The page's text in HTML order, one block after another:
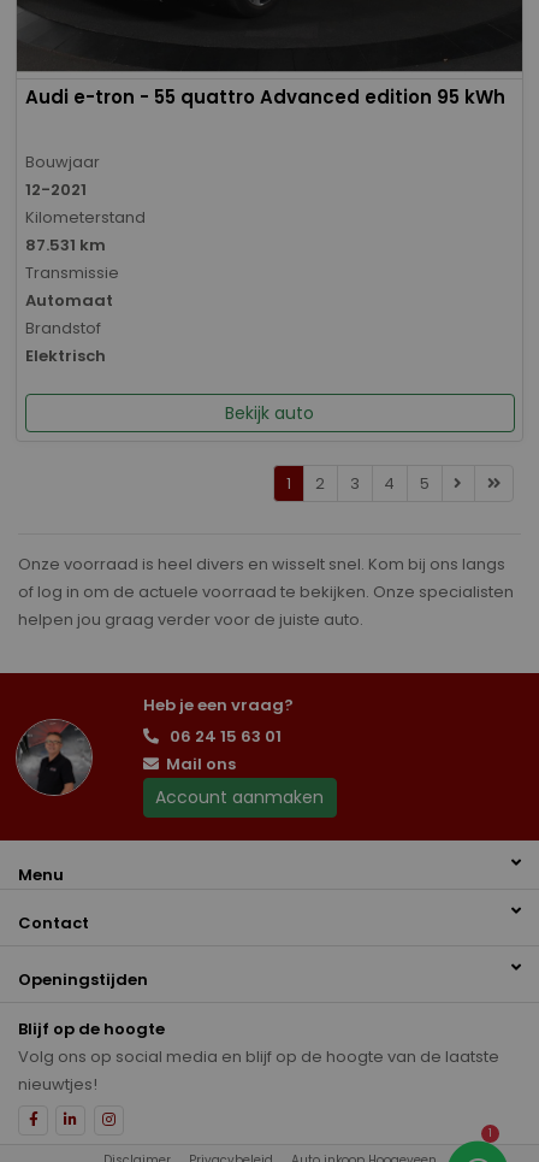
Audi e-tron - 55 quattro Advanced edition 95 kWh
Bouwjaar
12-2021
Kilometerstand
87.531 km
Transmissie
Automaat
Brandstof
Elektrisch
Bekijk auto
1 2 3 4 5
Onze voorraad is heel divers en wisselt snel. Kom bij ons langs
of log in om de actuele voorraad te bekijken. Onze specialisten
helpen jou graag verder voor de juiste auto.
Heb je een vraag?
06 24 15 63 01
Mail ons
Account aanmaken
Menu
Contact
Openingstijden
Blijf op de hoogte
Volg ons op social media en blijf op de hoogte van de laatste
nieuwtjes!
1